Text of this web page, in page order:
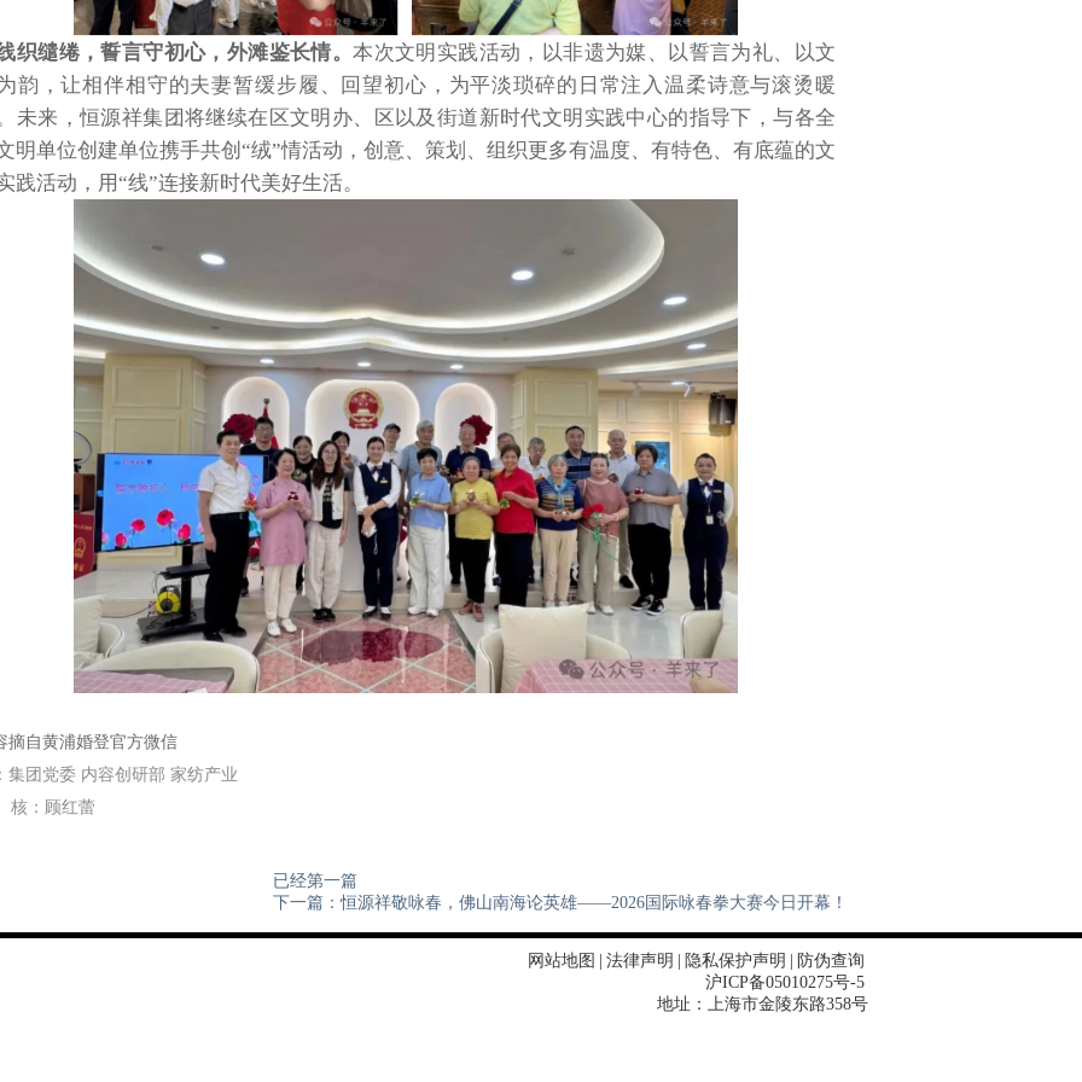
织缱绻，誓言守初心，外滩鉴长情。本次文明实践活动，以非遗为媒、以誓言为礼、以文
韵，让相伴相守的夫妻暂缓步履、回望初心，为平淡琐碎的日常注入温柔诗意与滚烫暖
未来，恒源祥集团将继续在区文明办、区以及街道新时代文明实践中心的指导下，与各全
明单位创建单位携手共创 “绒”情活动，创意、策划、组织更多有温度、有特色、有底蕴的文
践活动，用“线”连接新时代美好生活。
摘自黄浦婚登官方微信
集团党委 内容创研部 家纺产业
核：顾红蕾
已经第一篇
下一篇：恒源祥敬咏春，佛山南海论英雄——2026国际咏春拳大赛今日开幕！
网站地图 法律声明 隐私保护声明
防伪查询
沪ICP备05010275号-5
地址：上海市金陵东路358号